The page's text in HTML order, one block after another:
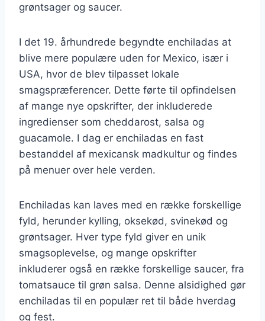
grøntsager og saucer.
I det 19. århundrede begyndte enchiladas at
blive mere populære uden for Mexico, især i
USA, hvor de blev tilpasset lokale
smagspræferencer. Dette førte til opfindelsen
af mange nye opskrifter, der inkluderede
ingredienser som cheddarost, salsa og
guacamole. I dag er enchiladas en fast
bestanddel af mexicansk madkultur og findes
på menuer over hele verden.
Enchiladas kan laves med en række forskellige
fyld, herunder kylling, oksekød, svinekød og
grøntsager. Hver type fyld giver en unik
smagsoplevelse, og mange opskrifter
inkluderer også en række forskellige saucer, fra
tomatsauce til grøn salsa. Denne alsidighed gør
enchiladas til en populær ret til både hverdag
og fest.